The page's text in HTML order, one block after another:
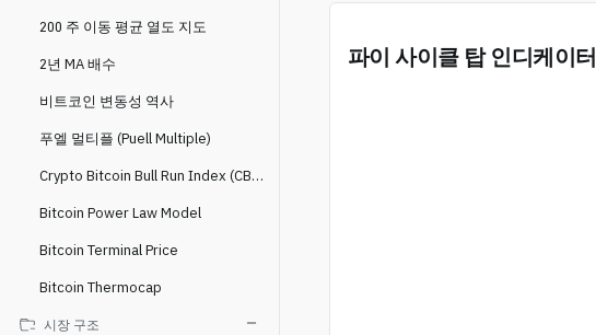
200 주 이동 평균 열도 지도
2년 MA 배수
비트코인 변동성 역사
푸엘 멀티플 (Puell Multiple)
Crypto Bitcoin Bull Run Index (CBBI)
Bitcoin Power Law Model
Bitcoin Terminal Price
Bitcoin Thermocap
시장 구조
파이 사이클 탑 인디케이터